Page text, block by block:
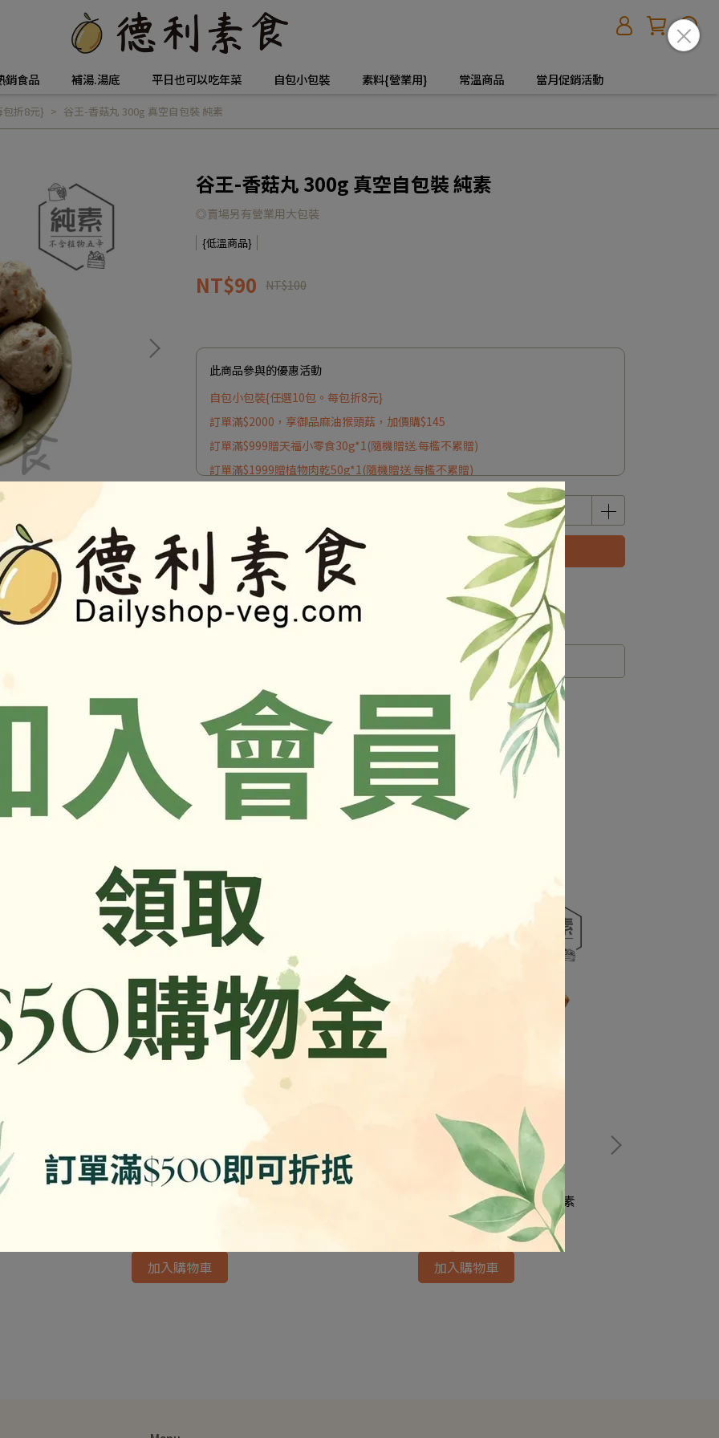
銷食品 補湯.湯底 平日也可以吃年菜 自包小包裝 素料{營業用} 常溫商品 當月促銷活動
折8元} 谷王-香菇丸 300g 真空自包裝 純素
谷王-香菇丸 300g 真空自包裝 純素
◎賣場另有營業用大包裝
{低溫商品}
NT$90 NT$100
此商品參與的優惠活動
自包小包裝{任選10包。每包折8元}
訂單滿$2000，享御品麻油猴頭菇，加價購$145
訂單滿$999贈天福小零食30g*1(隨機贈送.每檻不累贈)
訂單滿$1999贈植物肉乾50g*1(隨機贈送.每檻不累贈)
加入購物車 立即購買
加入最愛
實際包裝上標示為準
加入購物車
笙惠-脆皮烤鴨 2片真空裝/約400g 蛋素
NT$160
加入購物車